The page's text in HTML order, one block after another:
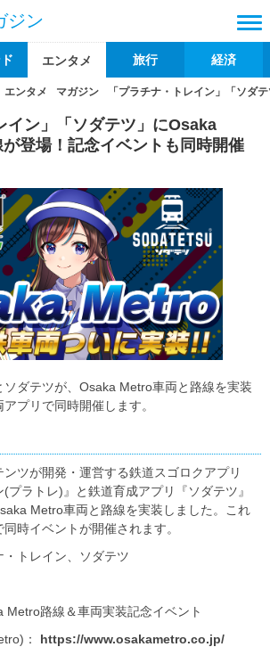
ジン
エンタメ 旅行 経済
エンタメ マガジン 「プラチナ・トレイン」「ソダ
イン」「ソダテツ」にOsaka
登場！記念イベントも同時開催
ソダテツが、Osaka Metro車両と路線を実装
プリで同時開催します。
ツが開発・運営する鉄道スゴロクアプリ
(プラトレ)』と鉄道育成アプリ『ソダテツ』
Metro車両と路線を実装しました。これ
時イベントが開催されます。
トレイン、ソダテツ
Metro路線＆車両実装記念イベント
： https://www.osakametro.co.jp/